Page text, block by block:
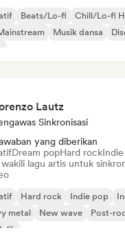
Beats/Lo-fi
Chill/Lo-fi
Musik dansa
Lautz
Sinkronisasi
yang diberikan
Dream popHard rock
lagu artis untuk
Hard rock Indie pop
metal
New wave
Post-